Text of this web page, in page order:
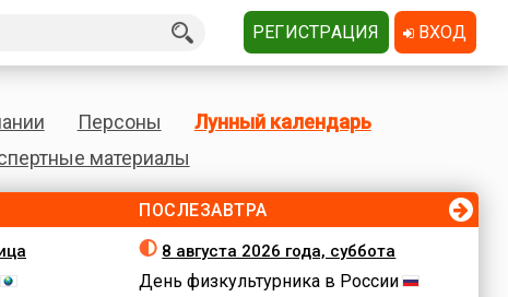
Персоны
Лунный календарь
материалы
ПОСЛЕЗАВТРА
8 августа 2026 года, суббота
День физкультурника в России
РЕГИСТРАЦИЯ ВХОД